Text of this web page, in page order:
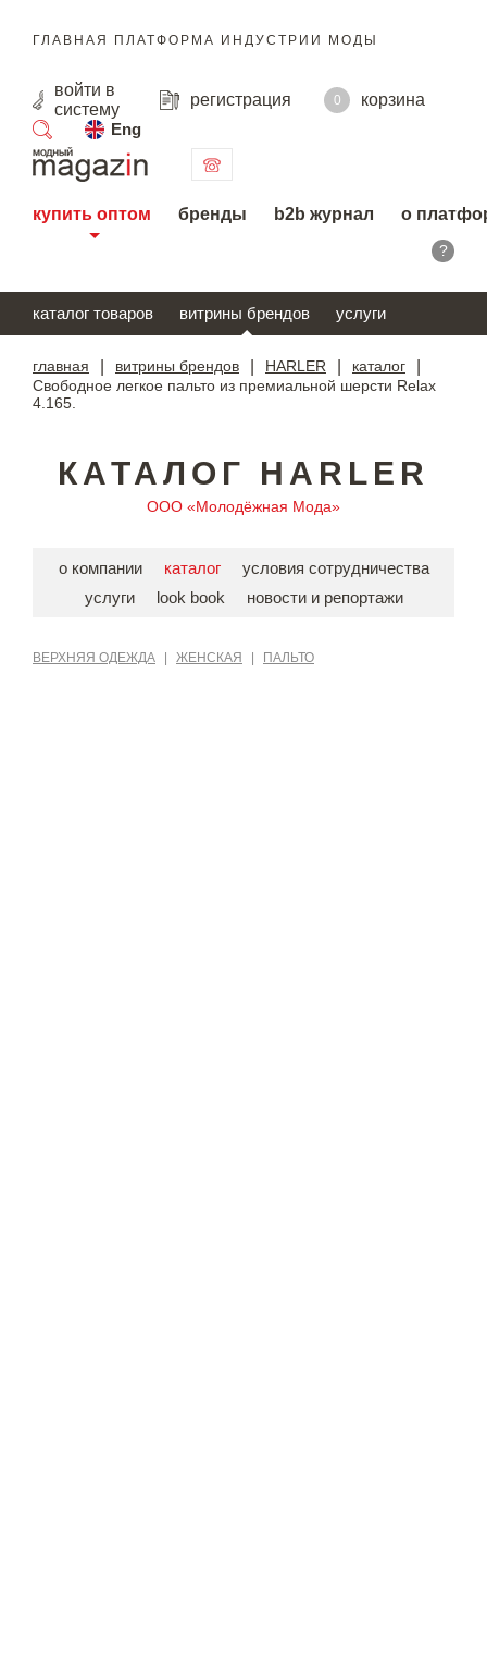
ГЛАВНАЯ ПЛАТФОРМА ИНДУСТРИИ МОДЫ
войти в
систему
регистрация 0
корзина
Eng
поиск
купить оптом бренды b2b журнал о
?
каталог товаров витрины брендов услуги
главная витрины брендов HARLER каталог
Свободное легкое пальто из премиальной шерсти Relax
4.165.
КАТАЛОГ HARLER
ООО «Молодёжная Мода»
о компании каталог
условия сотрудничества
услуги
look book новости и репортажи
ВЕРХНЯЯ ОДЕЖДА ЖЕНСКАЯ ПАЛЬТО